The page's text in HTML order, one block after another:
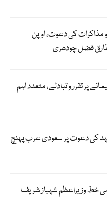
مذاکرات کی دعوت، اوپن
فضل چودھری
پر تقرر و تبادلے، متعدد اہم
کی دعوت پر سعودی عرب پہنچ
وزیراعظم شہباز شریف